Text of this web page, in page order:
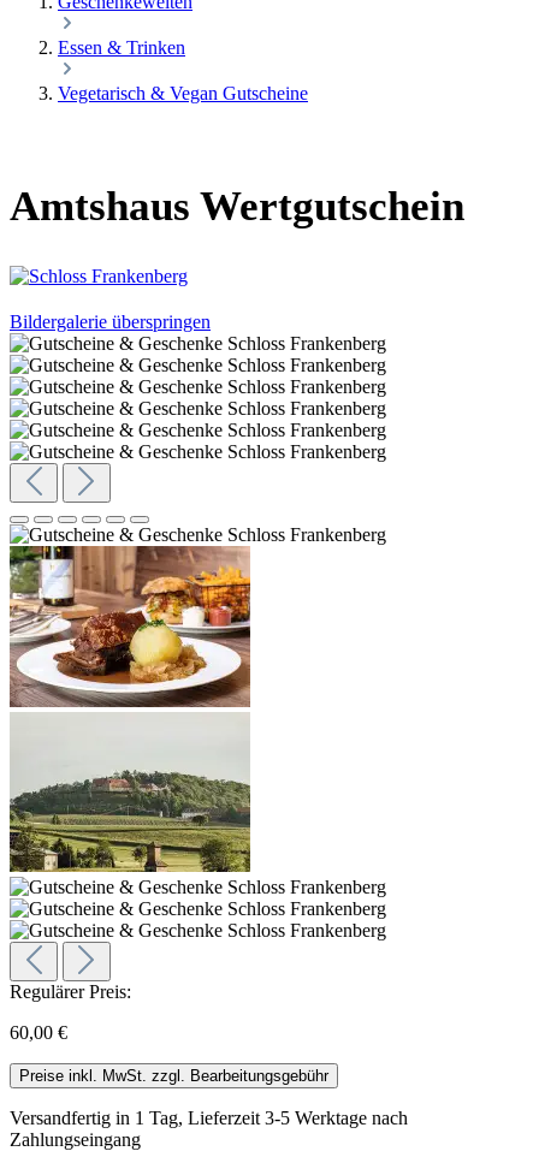
Essen & Trinken
Vegetarisch & Vegan Gutscheine
Amtshaus Wertgutschein
Bildergalerie überspringen
Regulärer Preis:
60,00 €
Preise inkl. MwSt. zzgl. Bearbeitungsgebühr
Versandfertig in 1 Tag, Lieferzeit 3-5 Werktage nach
Zahlungseingang